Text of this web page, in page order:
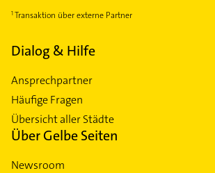
Transaktion über externe Partner
Dialog & Hilfe
Ansprechpartner
Häufige Fragen
Übersicht aller Städte
Über Gelbe Seiten
Newsroom